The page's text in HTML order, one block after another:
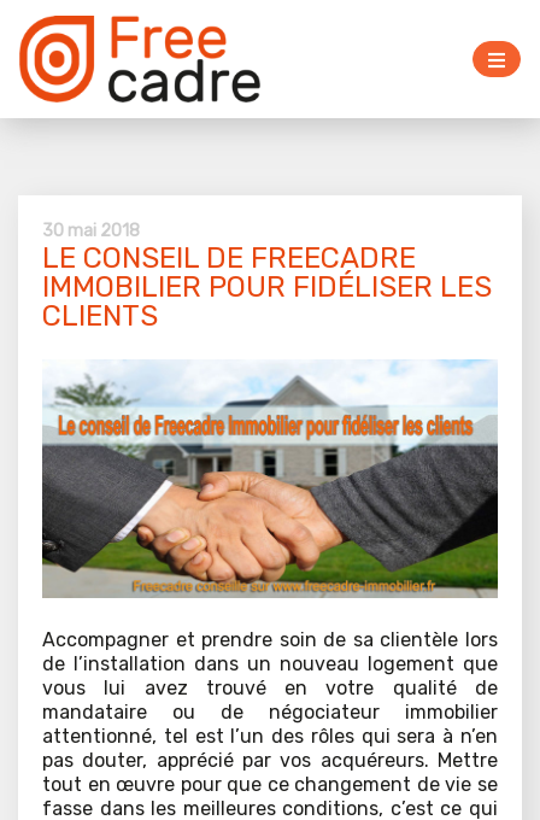
30 mai 2018
LE CONSEIL DE FREECADRE
IMMOBILIER POUR FIDÉLISER LES
CLIENTS
Accompagner et prendre soin de sa clientèle lors
de l’installation dans un nouveau logement que
vous lui avez trouvé en votre qualité de
mandataire ou de négociateur immobilier
attentionné, tel est l’un des rôles qui sera à n’en
pas douter, apprécié par vos acquéreurs. Mettre
tout en œuvre pour que ce changement de vie se
fasse dans les meilleures conditions, c’est ce qui